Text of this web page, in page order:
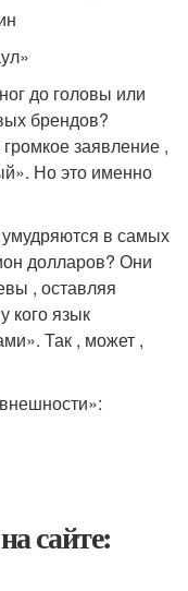
до головы или
брендов?
заявление ,
Но это именно
в самых
долларов? Они
, оставляя
кого язык
Так , может ,
сайте: